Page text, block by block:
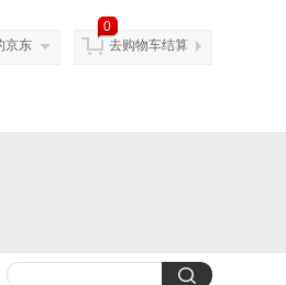
京东
0
去购物车结算